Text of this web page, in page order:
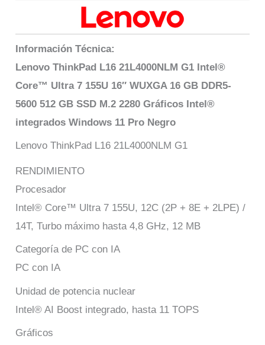
Información Técnica:
Lenovo ThinkPad L16 21L4000NLM G1 Intel®
Core™ Ultra 7 155U 16″ WUXGA 16 GB DDR5-
5600 512 GB SSD M.2 2280 Gráficos Intel®
integrados Windows 11 Pro Negro
Lenovo ThinkPad L16 21L4000NLM G1
RENDIMIENTO
Procesador
Intel® Core™ Ultra 7 155U, 12C (2P + 8E + 2LPE) /
14T, Turbo máximo hasta 4,8 GHz, 12 MB
Categoría de PC con IA
PC con IA
Unidad de potencia nuclear
Intel® AI Boost integrado, hasta 11 TOPS
Gráficos